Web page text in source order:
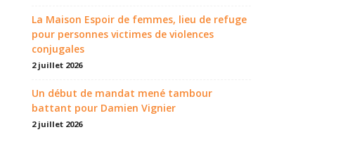
La Maison Espoir de femmes, lieu de refuge
pour personnes victimes de violences
conjugales
2 juillet 2026
Un début de mandat mené tambour
battant pour Damien Vignier
2 juillet 2026